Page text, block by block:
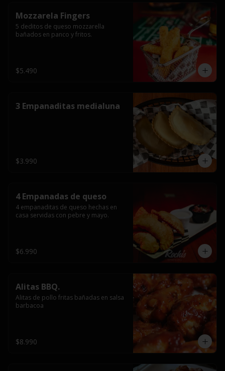
Mozzarela Fingers
5 deditos de queso mozzarella
bañados en panco y fritos.
$5.490
3 Empanaditas medialuna
$3.990
4 Empanadas de queso
4 empanaditas de queso hechas en
casa servidas con pebre y mayo.
$6.990
Alitas BBQ.
Alitas de pollo fritas bañadas en salsa
barbacoa
$8.990